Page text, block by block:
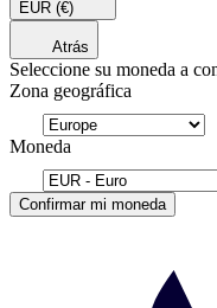
EUR (€)
Atrás
Seleccione su moneda a
Zona geográfica
Moneda
Confirmar mi moneda